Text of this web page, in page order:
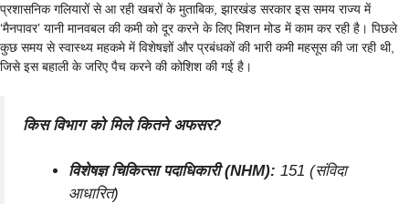
प्रशासनिक गलियारों से आ रही खबरों के मुताबिक, झारखंड सरकार इस समय राज्य में
‘मैनपावर’ यानी मानवबल की कमी को दूर करने के लिए मिशन मोड में काम कर रही है। पिछले
कुछ समय से स्वास्थ्य महकमे में विशेषज्ञों और प्रबंधकों की भारी कमी महसूस की जा रही थी,
जिसे इस बहाली के जरिए पैच करने की कोशिश की गई है।
किस विभाग को मिले कितने अफसर?
विशेषज्ञ चिकित्सा पदाधिकारी (NHM): 151 (संविदा
आधारित)